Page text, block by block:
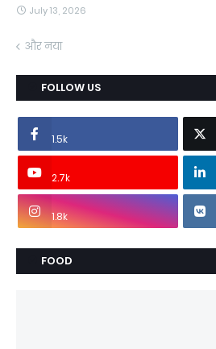
July 13, 2026
और नया
FOLLOW US
1.5k
2.7k
1.8k
FOOD